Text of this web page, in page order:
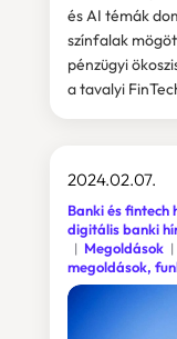
és AI témák
színfalak
pénzügyi
a tavalyi
2024.02.07.
Banki és fintech
digitális banki
Megoldások
megoldások,